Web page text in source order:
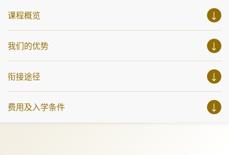
坊、体验课堂和丰富资讯讲座。万勿错过是次活动，记得把
图！
课程概览
我们的优势
衔接途径
费用及入学条件